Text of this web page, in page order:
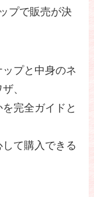
プで販売が決
プと中身のネ
、
完全ガイドと
て購入できる